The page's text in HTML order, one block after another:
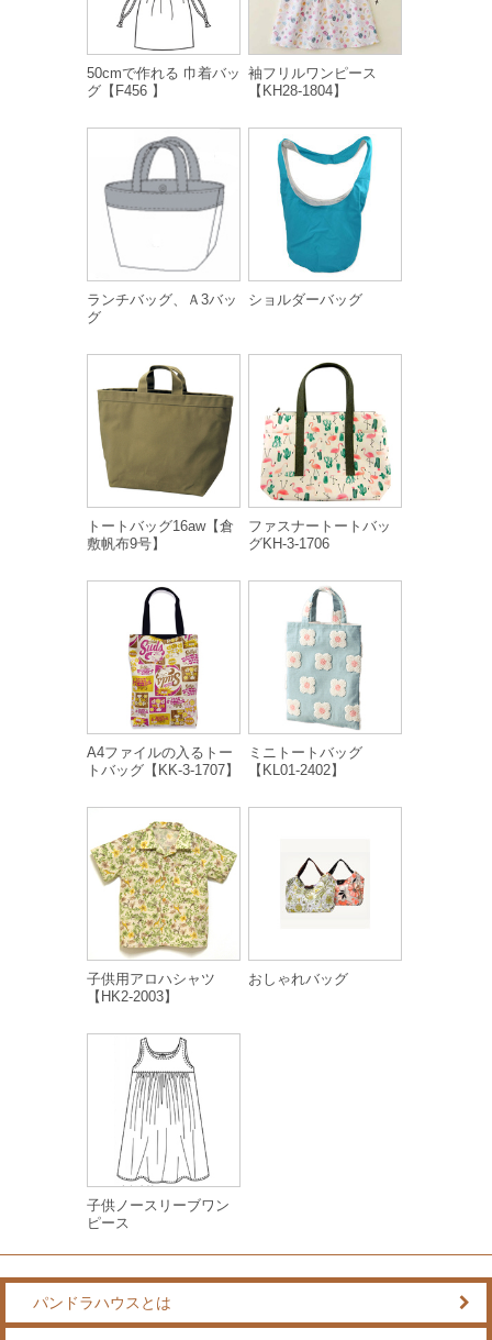
50cmで作れる 巾着バッ
グ【F456 】
袖フリルワンピース
【KH28-1804】
ランチバッグ、Ａ3バッ
グ
ショルダーバッグ
トートバッグ16aw【倉
敷帆布9号】
ファスナートートバッ
グKH-3-1706
A4ファイルの入るトー
トバッグ【KK-3-1707】
ミニトートバッグ
【KL01-2402】
子供用アロハシャツ
【HK2-2003】
おしゃれバッグ
子供ノースリーブワン
ピース
パンドラハウスとは